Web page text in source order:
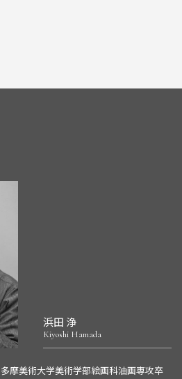
浜田 浄
Kiyoshi Hamada
摩美術大学美術学部絵画科油画専攻卒